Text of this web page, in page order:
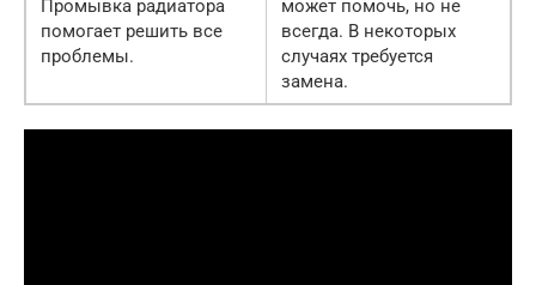
Промывка радиатора
помогает решить все
проблемы.
может помочь, но не
всегда. В некоторых
случаях требуется
замена.